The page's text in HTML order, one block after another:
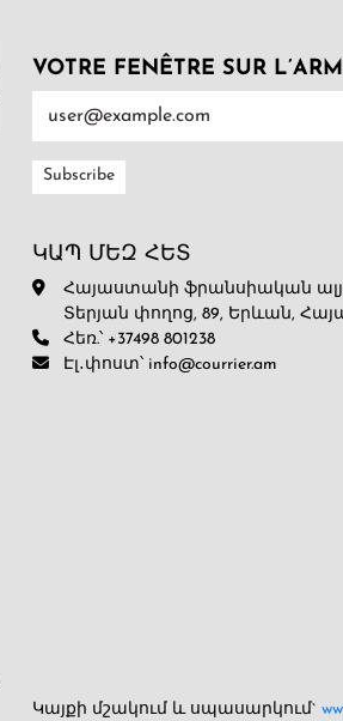
VOTRE FENÊTRE SUR
ԿԱՊ ՄԵԶ ՀԵՏ
Հայաստանի ֆրանսիական
Տերյան փողոց, 89, Երևան,
Հեռ.՝ +37498 801238
Էլ․փոստ՝ info@courrier.am
Կայքի մշակում և սպասարկում`